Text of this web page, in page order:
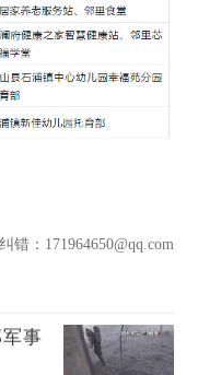
纠错：171964650@qq.com
事